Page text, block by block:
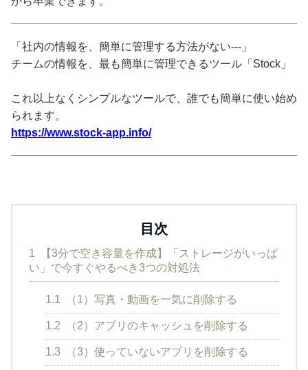
「社内の情報を、簡単に管理する方法がない---」
チームの情報を、最も簡単に管理できるツール「Stock」
これ以上なくシンプルなツールで、誰でも簡単に使い始め
られます。
https://www.stock-app.info/
目次
1
【3分で空き容量を作成】「ストレージがいっぱ
い」で今すぐやるべき3つの対処法
1.1 （1）写真・動画を一気に削除する
1.2 （2）アプリのキャッシュを削除する
1.3 （3）使っていないアプリを削除する